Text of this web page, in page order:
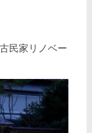
民家リノベー